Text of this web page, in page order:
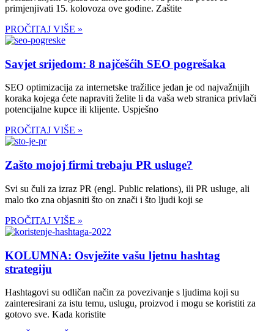
primjenjivati 15. kolovoza ove godine. Zaštite
PROČITAJ VIŠE »
Savjet srijedom: 8 najčešćih SEO pogrešaka
SEO optimizacija za internetske tražilice jedan je od najvažnijih
koraka kojega ćete napraviti želite li da vaša web stranica privlači
potencijalne kupce ili klijente. Uspješno
PROČITAJ VIŠE »
Zašto mojoj firmi trebaju PR usluge?
Svi su čuli za izraz PR (engl. Public relations), ili PR usluge, ali
malo tko zna objasniti što on znači i što ljudi koji se
PROČITAJ VIŠE »
KOLUMNA: Osvježite vašu ljetnu hashtag
strategiju
Hashtagovi su odličan način za povezivanje s ljudima koji su
zainteresirani za istu temu, uslugu, proizvod i mogu se koristiti za
gotovo sve. Kada koristite